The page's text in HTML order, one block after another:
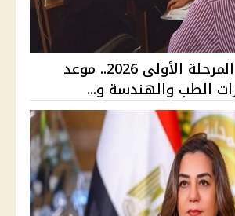
نتيجة تنسيق المرحلة الأولى 2026.. موعد
الطب والهندسة و...